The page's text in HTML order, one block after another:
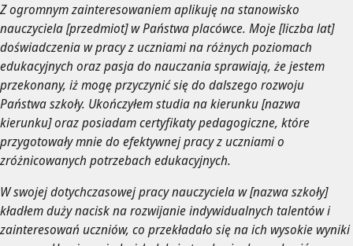
Z ogromnym zainteresowaniem aplikuję na stanowisko
nauczyciela [przedmiot] w Państwa placówce. Moje [liczba lat]
doświadczenia w pracy z uczniami na różnych poziomach
edukacyjnych oraz pasja do nauczania sprawiają, że jestem
przekonany, iż mogę przyczynić się do dalszego rozwoju
Państwa szkoły. Ukończyłem studia na kierunku [nazwa
kierunku] oraz posiadam certyfikaty pedagogiczne, które
przygotowały mnie do efektywnej pracy z uczniami o
zróżnicowanych potrzebach edukacyjnych.
W swojej dotychczasowej pracy nauczyciela w [nazwa szkoły]
kładłem duży nacisk na rozwijanie indywidualnych talentów i
zainteresowań uczniów, co przekładało się na ich wysokie wyniki